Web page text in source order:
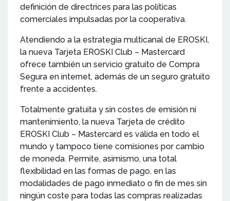
definición de directrices para las políticas
comerciales impulsadas por la cooperativa.
Atendiendo a la estrategia multicanal de EROSKI,
la nueva Tarjeta EROSKI Club – Mastercard
ofrece también un servicio gratuito de Compra
Segura en internet, además de un seguro gratuito
frente a accidentes.
Totalmente gratuita y sin costes de emisión ni
mantenimiento, la nueva Tarjeta de crédito
EROSKI Club – Mastercard es válida en todo el
mundo y tampoco tiene comisiones por cambio
de moneda. Permite, asimismo, una total
flexibilidad en las formas de pago, en las
modalidades de pago inmediato o fin de mes sin
ningún coste para todas las compras realizadas